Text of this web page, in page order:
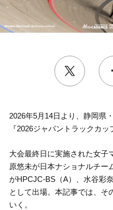
2026年5月14日より、静岡県
『2026ジャパントラックカ
大会最終日に実施された女子
原悠未が日本ナショナルチー
がHPCJC-BS（A）、水谷彩
として出場。本記事では、そ
いく。